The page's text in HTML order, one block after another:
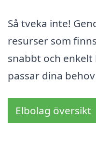
Så tveka inte!
resurser som
snabbt och
passar dina
Elbolag översikt